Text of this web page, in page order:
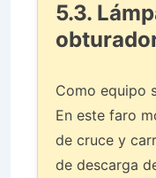
5.3.
Como equipo
En este faro
de cruce y
de descarga